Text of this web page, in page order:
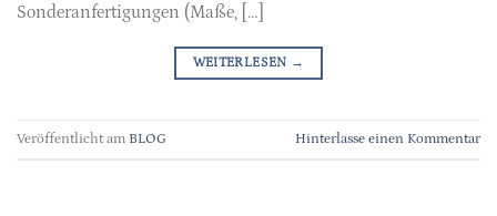
Sonderanfertigungen (Maße, […]
WEITERLESEN →
Veröffentlicht am BLOG Hinterlasse einen Kommentar